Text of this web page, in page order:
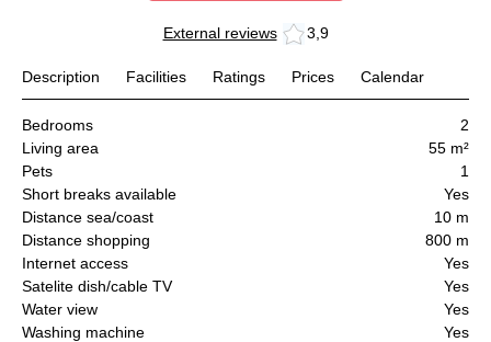
External reviews 3,9
Description Facilities Ratings Prices Calendar
Bedrooms
2
Living area
55 m²
Pets
1
Short breaks available
Yes
Distance sea/coast
10 m
Distance shopping
800 m
Internet access
Yes
Satelite dish/cable TV
Yes
Water view
Yes
Washing machine
Yes